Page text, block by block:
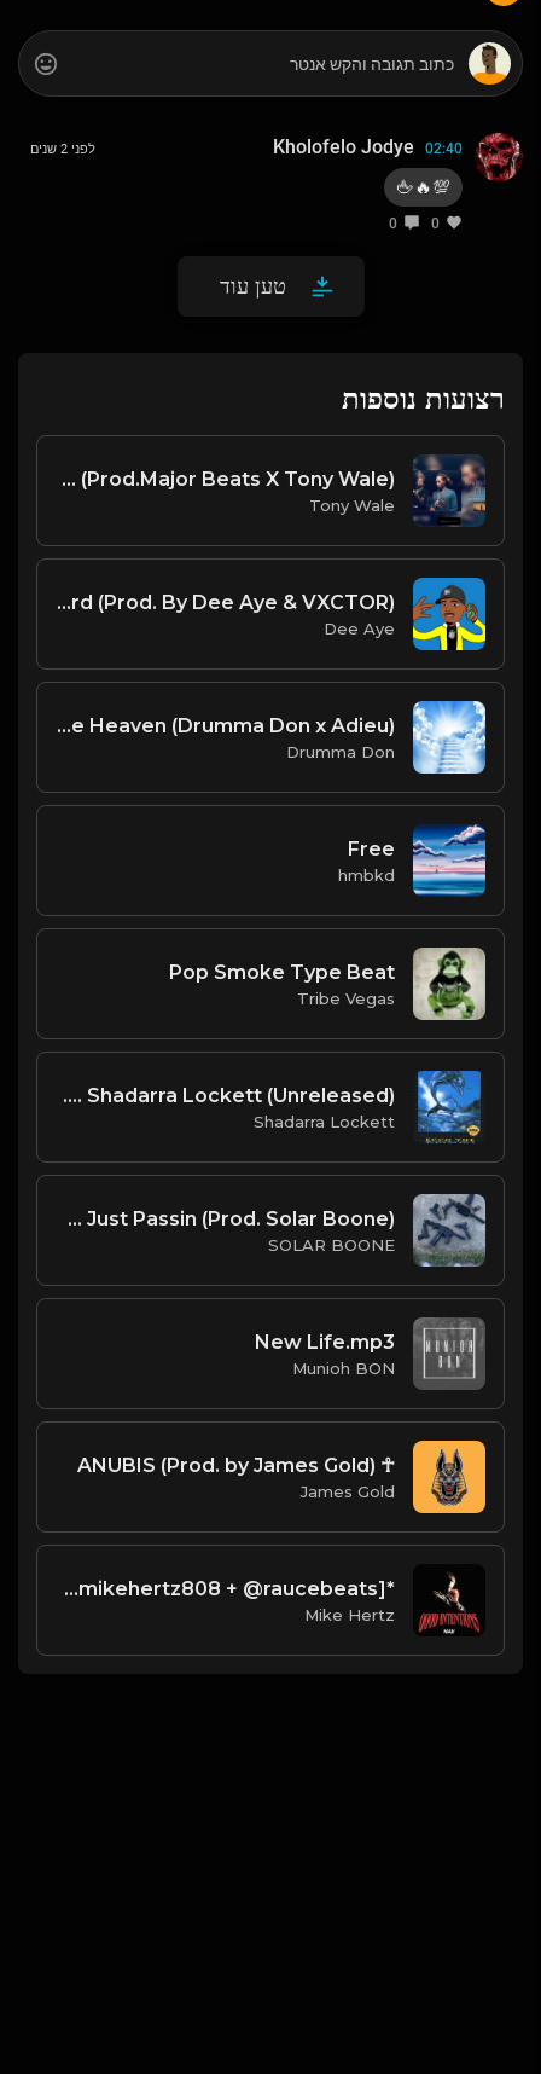
Kholofelo Jodye 02:40
💯🔥🖕
0
0
לפני 2 שנים
טען עוד
רצועות נוספות
Young Thug Type Beat X Future Type Beat - Dope Trap Beat (Prod.Major Beats X Tony Wale)
Tony Wale
You Heard (Prod. By Dee Aye & VXCTOR)
Dee Aye
Like Heaven (Drumma Don x Adieu)
Drumma Don
Free
hmbkd
Pop Smoke Type Beat
Tribe Vegas
Ecco The Dolphin Sample | Pathways From Nowhere | Prod. Shadarra Lockett (Unreleased)
Shadarra Lockett
Time Just Passin (Prod. Solar Boone)
SOLAR BOONE
New Life.mp3
Munioh BON
☥ ANUBIS (Prod. by James Gold)
James Gold
*FREE* NAV x Gunna Type Beat 2022 - "For You" [Prod. @mikehertz808 + @raucebeats]
Mike Hertz